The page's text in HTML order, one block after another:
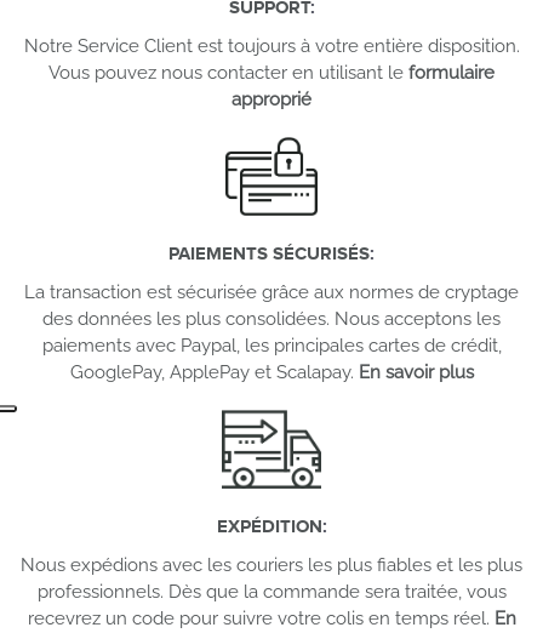
SUPPORT:
Notre Service Client est toujours à votre entière disposition.
Vous pouvez nous contacter en utilisant le formulaire
approprié
PAIEMENTS SÉCURISÉS:
La transaction est sécurisée grâce aux normes de cryptage
des données les plus consolidées. Nous acceptons les
paiements avec Paypal, les principales cartes de crédit,
GooglePay, ApplePay et Scalapay. En savoir plus
EXPÉDITION:
Nous expédions avec les couriers les plus fiables et les plus
professionnels. Dès que la commande sera traitée, vous
recevrez un code pour suivre votre colis en temps réel. En